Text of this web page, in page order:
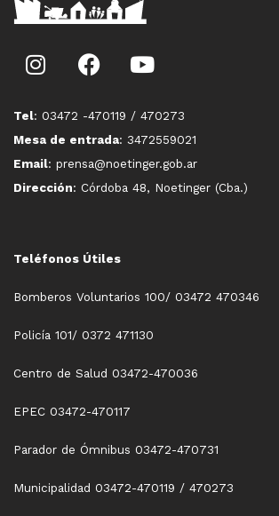
Tel: 03472 -470119 / 470273
Mesa de entrada: 3472559021
Email: prensa@noetinger.gob.ar
Dirección: Córdoba 48, Noetinger (Cba.)
Teléfonos Útiles
Bomberos Voluntarios 100/ 03472 470346
Policía 101/ 0372 471130
Centro de Salud 03472-470036
EPEC 03472-470117
Parador de Ómnibus 03472-470731
Municipalidad 03472-470119 / 470273